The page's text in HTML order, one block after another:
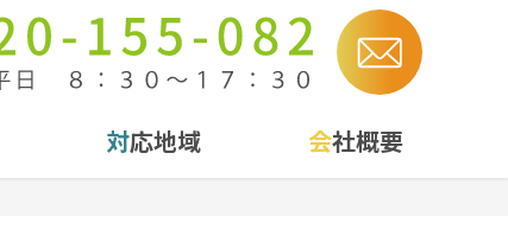
対応地域 会社概要